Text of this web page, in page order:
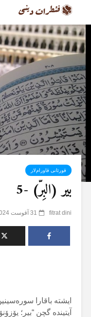
قورئانی قاورام‌لار
بیر (البِرّ) -5
fitrat dini 31 آقوست 2024
آیتیندە گچن “بیر؛